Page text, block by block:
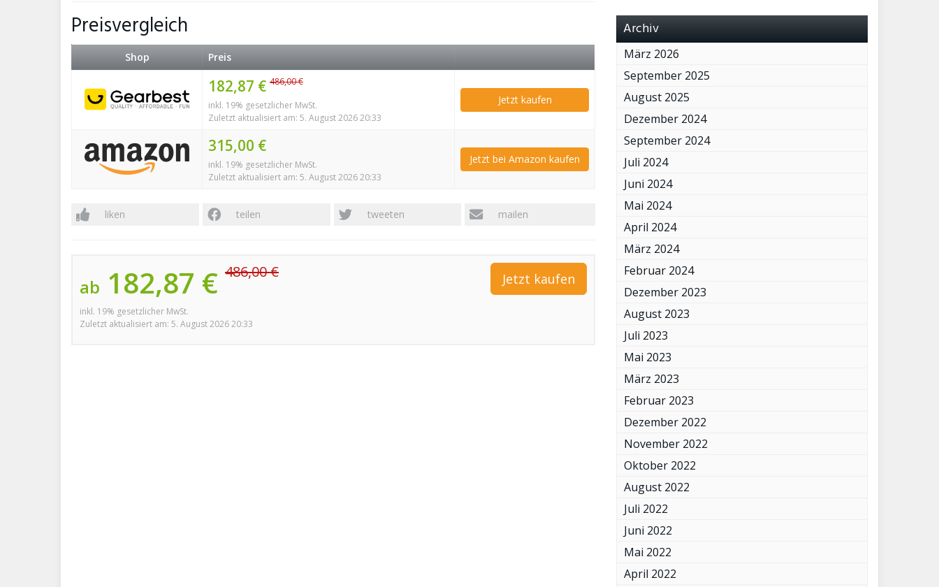
Preisvergleich
Shop Preis
182,87 € 486,00 €
inkl. 19% gesetzlicher MwSt.
Zuletzt aktualisiert am: 5. August 2026 20:33
Jetzt kaufen
315,00 €
inkl. 19% gesetzlicher MwSt.
Zuletzt aktualisiert am: 5. August 2026 20:33
Jetzt bei Amazon kaufen
liken teilen tweeten mailen
ab 182,87 € 486,00 €
inkl. 19% gesetzlicher MwSt.
Zuletzt aktualisiert am: 5. August 2026 20:33
Jetzt kaufen
Archiv
März 2026
September 2025
August 2025
Dezember 2024
September 2024
Juli 2024
Juni 2024
Mai 2024
April 2024
März 2024
Februar 2024
Dezember 2023
August 2023
Juli 2023
Mai 2023
März 2023
Februar 2023
Dezember 2022
November 2022
Oktober 2022
August 2022
Juli 2022
Juni 2022
Mai 2022
April 2022